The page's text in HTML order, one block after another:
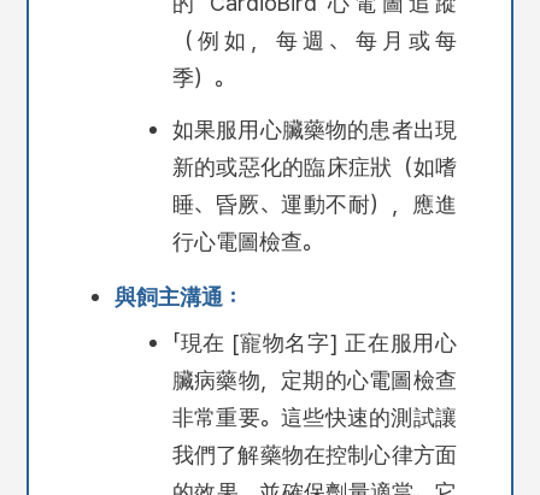
（例如，每週、每月或每
季）。
如果服用心臟藥物的患者出現
新的或惡化的臨床症狀（如嗜
睡、昏厥、運動不耐），應進
行心電圖檢查。
與飼主溝通：
「現在 [寵物名字] 正在服用心
臟病藥物，定期的心電圖檢查
非常重要。這些快速的測試讓
我們了解藥物在控制心律方面